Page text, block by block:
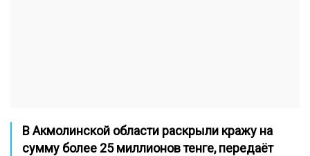
В Акмолинской области раскрыли кражу на
сумму более 25 миллионов тенге, передаёт